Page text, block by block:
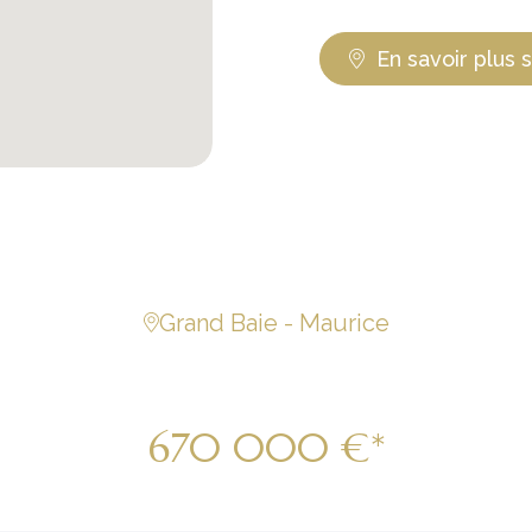
En savoir plus
Grand Baie - Maurice
670 000 €*